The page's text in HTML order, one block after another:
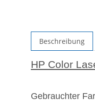
Beschreibung
HP Color
Gebrauchter